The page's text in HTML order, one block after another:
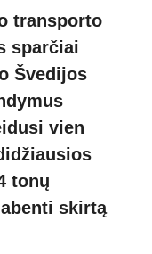
transporto
sparčiai
Švedijos
vien
tonų
skirtą